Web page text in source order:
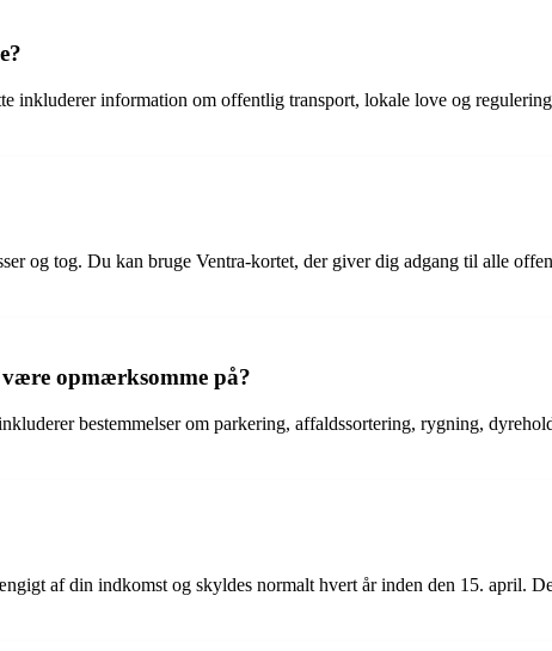
information om offentlig transport, lokale love og
og tog. Du kan bruge Ventra-kortet, der giver dig adgang til alle
være opmærksomme på?
bestemmelser om parkering, affaldssortering, rygning,
af din indkomst og skyldes normalt hvert år inden den 15. april.